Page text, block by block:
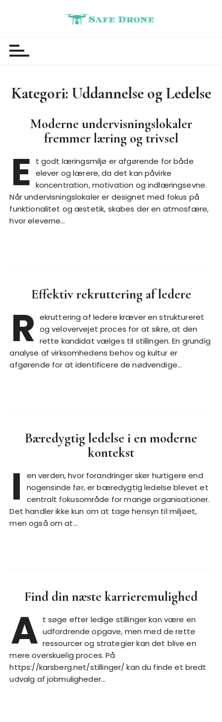
Kategori: Uddannelse og Ledelse
Moderne undervisningslokaler
fremmer læring og trivsel
E
t godt læringsmiljø er afgørende for både
elever og lærere, da det kan påvirke
koncentration, motivation og indlæringsevne.
Når undervisningslokaler er designet med fokus på
funktionalitet og æstetik, skabes der en atmosfære,
hvor eleverne…
Effektiv rekruttering af ledere
R ekruttering af ledere kræver en struktureret
og velovervejet proces for at sikre, at den
rette kandidat vælges til stillingen. En grundig
analyse af virksomhedens behov og kultur er
afgørende for at identificere de nødvendige…
Bæredygtig ledelse i en moderne
kontekst
I
en verden, hvor forandringer sker hurtigere end
nogensinde før, er bæredygtig ledelse blevet et
centralt fokusområde for mange organisationer.
Det handler ikke kun om at tage hensyn til miljøet,
men også om at…
Find din næste karrieremulighed
A t søge efter ledige stillinger kan være en
udfordrende opgave, men med de rette
ressourcer og strategier kan det blive en
mere overskuelig proces. På
https://karsberg.net/stillinger/ kan du finde et bredt
udvalg af jobmuligheder…